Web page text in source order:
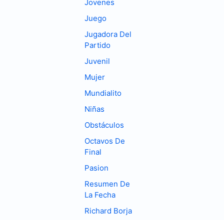
Jovenes
Juego
Jugadora Del
Partido
Juvenil
Mujer
Mundialito
Niñas
Obstáculos
Octavos De
Final
Pasion
Resumen De
La Fecha
Richard Borja